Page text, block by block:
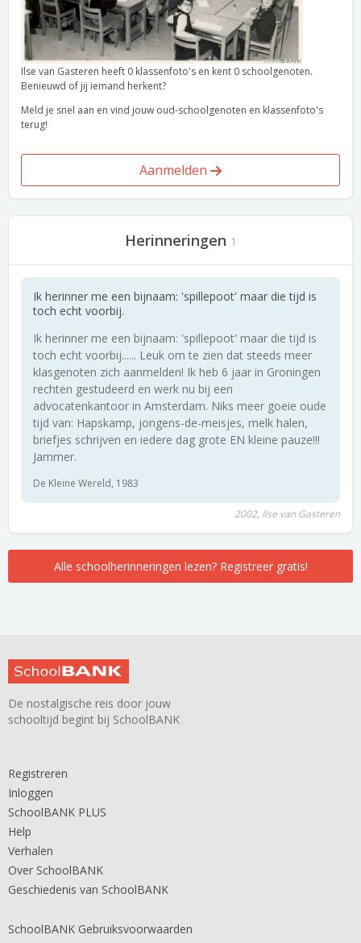
Ilse van Gasteren heeft 0 klassenfoto's en kent 0 schoolgenoten.
Benieuwd of jij iemand herkent?
Meld je snel aan en vind jouw oud-schoolgenoten en klassenfoto's
terug!
Aanmelden
Herinneringen 1
Ik herinner me een bijnaam: 'spillepoot' maar die tijd is
toch echt voorbij.
Ik herinner me een bijnaam: 'spillepoot' maar die tijd is
toch echt voorbij...... Leuk om te zien dat steeds meer
klasgenoten zich aanmelden! Ik heb 6 jaar in Groningen
rechten gestudeerd en werk nu bij een
advocatenkantoor in Amsterdam. Niks meer goeie oude
tijd van: Hapskamp, jongens-de-meisjes, melk halen,
briefjes schrijven en iedere dag grote EN kleine pauze!!!
Jammer.
De Kleine Wereld, 1983
2002, Ilse van Gasteren
Alle schoolherinneringen lezen? Registreer gratis!
De nostalgische reis door jouw
schooltijd begint bij SchoolBANK
Registreren
Inloggen
SchoolBANK PLUS
Help
Verhalen
Over SchoolBANK
Geschiedenis van SchoolBANK
SchoolBANK Gebruiksvoorwaarden